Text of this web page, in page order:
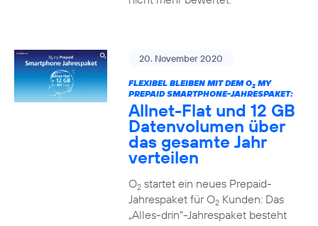
20. November 2020
FLEXIBEL BLEIBEN MIT DEM O2MY
PREPAID SMARTPHONE-JAHRESPAKET:
Allnet-Flat und 12 GB
Datenvolumen über
das gesamte Jahr
verteilen
O2startet ein neues Prepaid-
Jahrespaket für O2Kunden: Das
„Alles-drin“-Jahrespaket besteht